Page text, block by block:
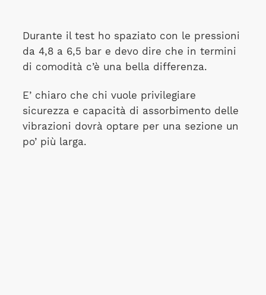
Durante il test ho spaziato con le pressioni
da 4,8 a 6,5 bar e devo dire che in termini
di comodità c’è una bella differenza.
E’ chiaro che chi vuole privilegiare
sicurezza e capacità di assorbimento delle
vibrazioni dovrà optare per una sezione un
po’ più larga.